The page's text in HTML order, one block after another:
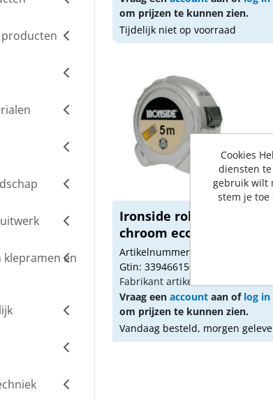
producten
klepramen en
om prijzen te kunnen zien.
Tijdelijk niet op voorraad
Ironside rolbandmaat
chroom economy 5 me...
Artikelnummer: 1875035
Gtin: 3394661500359
Fabrikant artikel nummer: 150035
Vraag een accountaan of log in
om prijzen te kunnen zien.
Vandaag besteld, morgen
Cookies
diensten
gebruik wilt
stem je toe